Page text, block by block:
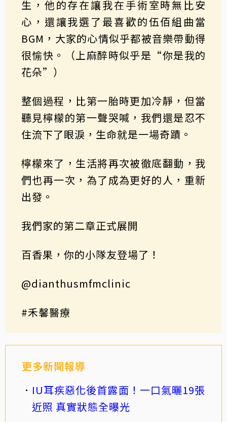
生，他的存在讓我在手術室時無比安
心，還讓我選了最喜歡的伍佰組曲當
BGM，大家的心情似乎都被音樂帶動得
很愉快。（上麻醉時似乎是“你是我的
花朵”）
整個過程，比第一胎時更加冷靜，但當
聽見檸檬的第一聲哭喊，我們還是忍不
住流下了眼淚，生命就是一場奇蹟。
檸檬來了，生活將再次被徹底翻動，我
們也再一次，為了成為更好的人，重新
出發。
我們家的第二章正式展開
百香果，你的小隊友登場了！
@dianthusmfmclinic
#禾馨醫療
更多新聞報導
IU耳疾惡化後首露面！一口氣曬19張
近照 真實狀態全曝光